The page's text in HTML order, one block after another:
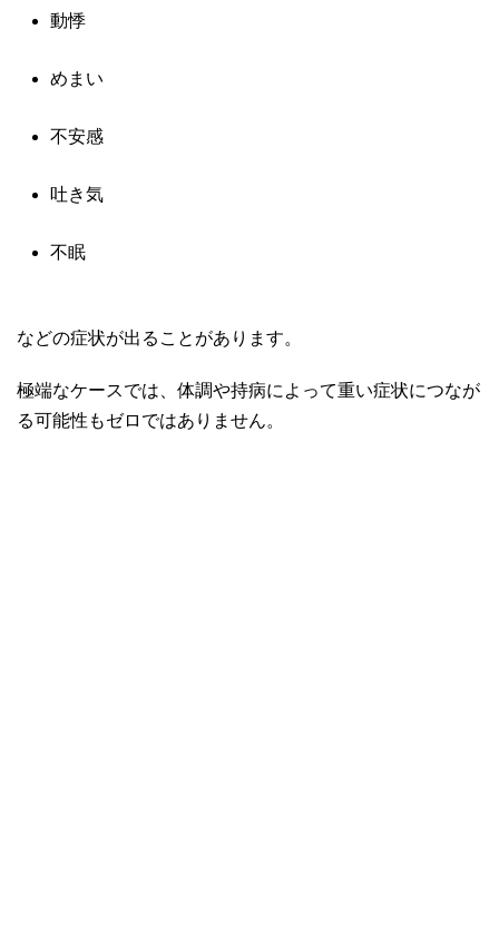
動悸
めまい
不安感
吐き気
不眠
などの症状が出ることがあります。
極端なケースでは、体調や持病によって重い症状につなが
る可能性もゼロではありません。